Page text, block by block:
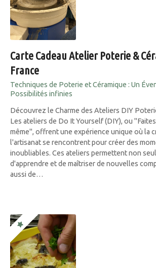
Carte Cadeau Atelier Poterie &
France
Techniques de Poterie et Céramique : Un
Possibilités infinies
Découvrez le Charme des Ateliers DIY
Les ateliers de Do It Yourself (DIY), ou
même", offrent une expérience unique où la
l'artisanat se rencontrent pour créer des
inoubliables. Ces ateliers permettent non
d'apprendre et de maîtriser de nouvelles
aussi de…